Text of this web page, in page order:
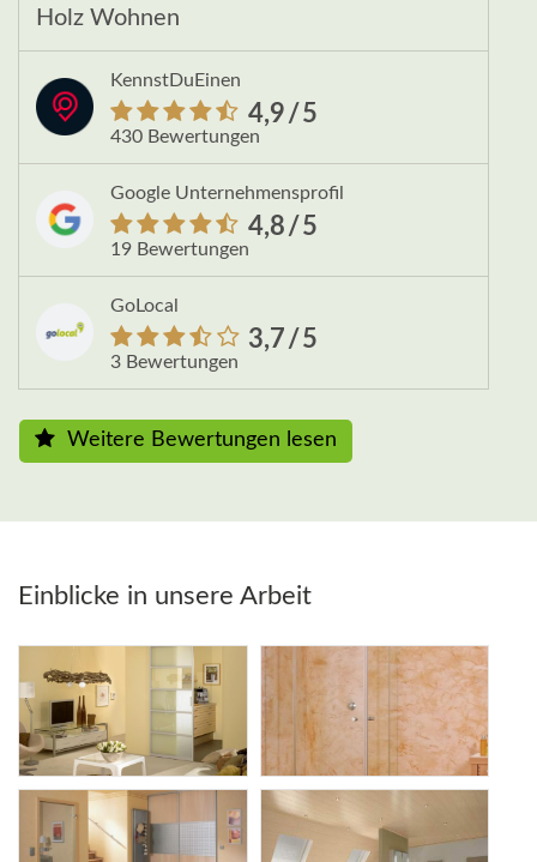
Holz Wohnen
KennstDuEinen
4,9/5
430 Bewertungen
Google Unternehmensprofil
4,8/5
19 Bewertungen
GoLocal
3,7/5
3 Bewertungen
Weitere Bewertungen lesen
Einblicke in unsere Arbeit